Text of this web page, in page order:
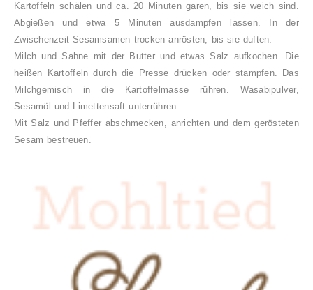
Kartoffeln schälen und ca. 20 Minuten garen, bis sie weich sind.
Abgießen und etwa 5 Minuten ausdampfen lassen. In der
Zwischenzeit Sesamsamen trocken anrösten, bis sie duften.
Milch und Sahne mit der Butter und etwas Salz aufkochen. Die
heißen Kartoffeln durch die Presse drücken oder stampfen. Das
Milchgemisch in die Kartoffelmasse rühren. Wasabipulver,
Sesamöl und Limettensaft unterrühren.
Mit Salz und Pfeffer abschmecken, anrichten und dem gerösteten
Sesam bestreuen.